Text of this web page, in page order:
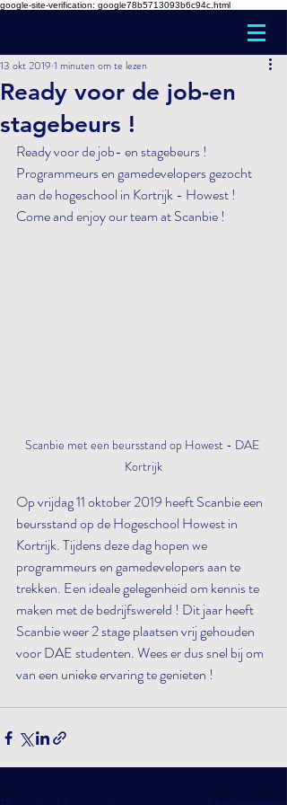
google-site-verification: google78b5713093b6c94c.html
Ready voor de job-en
stagebeurs !
13 okt 2019 1 minuten om te lezen
Ready voor de job- en stagebeurs !
Programmeurs en gamedevelopers gezocht
aan de hogeschool in Kortrijk - Howest !
Come and enjoy our team at Scanbie !
Scanbie met een beursstand op Howest - DAE
Kortrijk
Op vrijdag 11 oktober 2019 heeft Scanbie een
beursstand op de Hogeschool Howest in
Kortrijk. Tijdens deze dag hopen we
programmeurs en gamedevelopers aan te
trekken. Een ideale gelegenheid om kennis te
maken met de bedrijfswereld ! Dit jaar heeft
Scanbie weer 2 stage plaatsen vrij gehouden
voor DAE studenten. Wees er dus snel bij om
van een unieke ervaring te genieten !